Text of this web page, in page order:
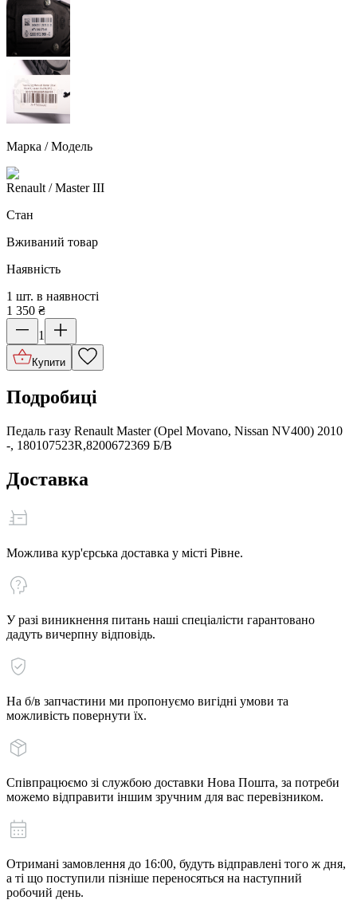
Марка / Модель
Renault / Master III
Стан
Вживаний товар
Наявність
1 шт. в наявності
1 350 ₴
1
Купити
Подробиці
Педаль газу Renault Master (Opel Movano, Nissan NV400) 2010
-, 180107523R,8200672369 Б/В
Доставка
Можлива кур'єрська доставка у місті Рівне.
У разі виникнення питань наші спеціалісти гарантовано
дадуть вичерпну відповідь.
На б/в запчастини ми пропонуємо вигідні умови та
можливість повернути їх.
Співпрацюємо зі службою доставки Нова Пошта, за потреби
можемо відправити іншим зручним для вас перевізником.
Отримані замовлення до 16:00, будуть відправлені того ж дня,
а ті що поступили пізніше переносяться на наступний
робочий день.